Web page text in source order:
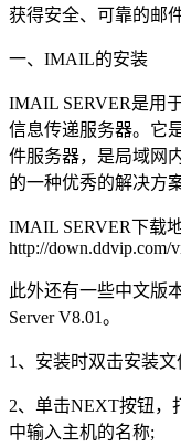
获得安全、可靠的邮
一、IMAIL的安装
IMAIL SERVER是用
信息传递服务器。它
件服务器，是局域网
的一种优秀的解决方案
IMAIL SERVER下载地
http://down.ddvip.com/
此外还有一些中文版
Server V8.01。
1、安装时双击安装
2、单击NEXT按钮，
中输入主机的名称;